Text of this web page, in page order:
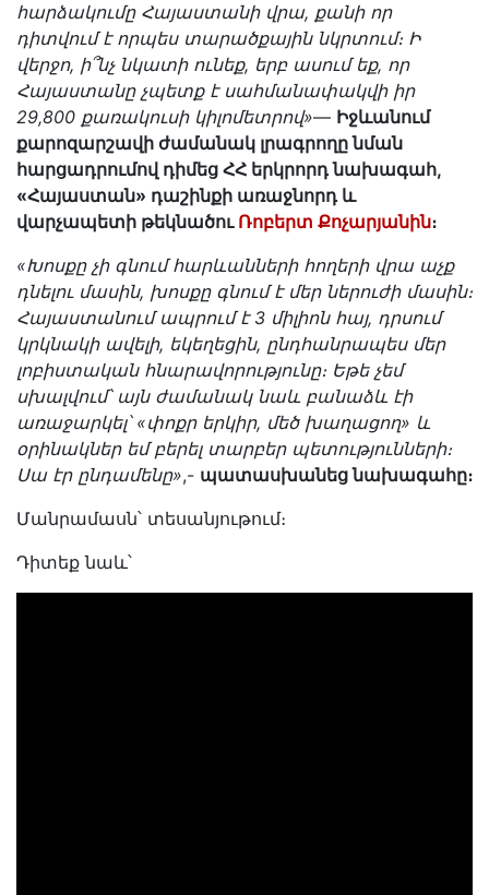
հարձակումը Հայաստանի վրա, քանի որ
դիտվում է որպես տարածքային նկրտում։ Ի
վերջո, ի՞նչ նկատի ունեք, երբ ասում եք, որ
Հայաստանը չպետք է սահմանափակվի իր
29,800 քառակուսի կիլոմետրով»— Իջևանում
քարոզարշավի ժամանակ լրագրողը նման
հարցադրումով դիմեց ՀՀ երկրորդ նախագահ,
«Հայաստան» դաշինքի առաջնորդ և
վարչապետի թեկնածու Ռոբերտ Քոչարյանին։
«Խոսքը չի գնում հարևանների հողերի վրա աչք
դնելու մասին, խոսքը գնում է մեր ներուժի մասին։
Հայաստանում ապրում է 3 միլիոն հայ, դրսում
կրկնակի ավելի, եկեղեցին, ընդհանրապես մեր
լոբիստական հնարավորությունը։ Եթե չեմ
սխալվում՝ այն ժամանակ նաև բանաձև էի
առաջարկել՝ «փոքր երկիր, մեծ խաղացող» և
օրինակներ եմ բերել տարբեր պետությունների։
Սա էր ընդամենը»,- պատասխանեց նախագահը։
Մանրամասն՝ տեսանյութում։
Դիտեք նաև՝